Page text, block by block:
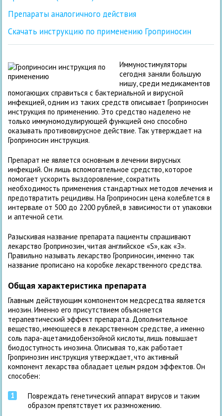
Препараты аналогичного действия
Скачать инструкцию по применению Гроприносин
Иммуностимуляторы
сегодня заняли большую
нишу, среди медикаментов
помогающих справиться с бактериальной и вирусной
инфекцией, одним из таких средств описывает Гроприносин
инструкция по применению. Это средство наделено не
только иммуномодулирующей функцией оно способно
оказывать противовирусное действие. Так утверждает на
Гроприносин инструкция.
Препарат не является основным в лечении вирусных
инфекций. Он лишь вспомогательное средство, которое
помогает ускорить выздоровление, сократить
необходимость применения стандартных методов лечения и
предотвратить рецидивы. На Гроприносин цена колеблется в
интервале от 500 до 2200 рублей, в зависимости от упаковки
и аптечной сети.
Разыскивая название препарата пациенты спрашивают
лекарство Гропринозин, читая английское «S», как «З».
Правильно называть лекарство Гроприносин, именно так
название прописано на коробке лекарственного средства.
Общая характеристика препарата
Главным действующим компонентом медсресдтва является
инозин. Именно его присутствием объясняется
терапевтический эффект препарата. Дополнительное
вещество, имеющееся в лекарственном средстве, а именно
соль пара-ацетамидобензойной кислоты, лишь повышает
биодоступность инозина. Описывая то, как работает
Гропринозин инструкция утверждает, что активный
компонент лекарства обладает целым рядом эффектов. Он
способен:
Повреждать генетический аппарат вирусов и таким
образом препятствует их размножению.